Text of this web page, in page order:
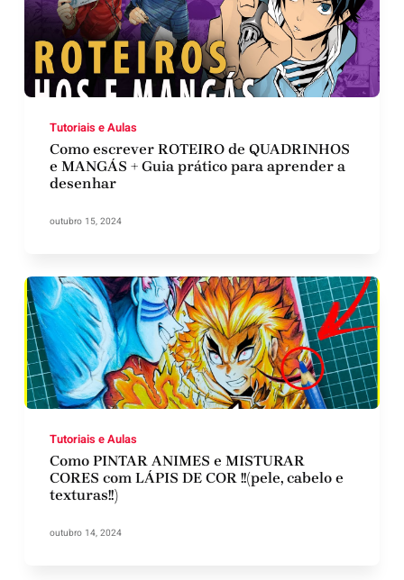
Tutoriais e Aulas
Como escrever ROTEIRO de QUADRINHOS
e MANGÁS + Guia prático para aprender a
desenhar
outubro 15, 2024
Tutoriais e Aulas
Como PINTAR ANIMES e MISTURAR
CORES com LÁPIS DE COR !!(pele, cabelo e
texturas!!)
outubro 14, 2024